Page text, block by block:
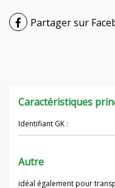
Partager sur
Caractéristiques
Identifiant GK :
Autre
idéal également pour